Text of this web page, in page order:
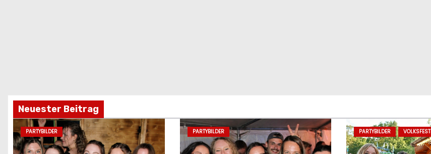
Neuester Beitrag
PARTYBILDER PARTYBILDER PARTYBILDER